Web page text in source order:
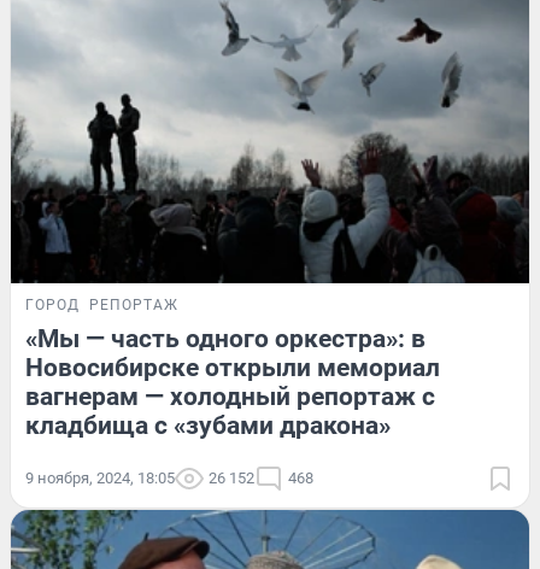
ГОРОД РЕПОРТАЖ
«Мы — часть одного оркестра»: в
Новосибирске открыли мемориал
вагнерам — холодный репортаж с
кладбища с «зубами дракона»
9 ноября, 2024, 18:05 26 152 468